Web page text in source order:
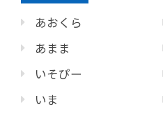
あおくら
あまま
いそぴー
いま